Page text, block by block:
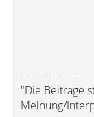
-----------------
"Die Beiträge
Meinung/